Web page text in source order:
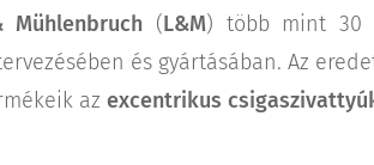
Mühlenbruch (L&M) több mint 30
és gyártásában. Az
az excentrikus